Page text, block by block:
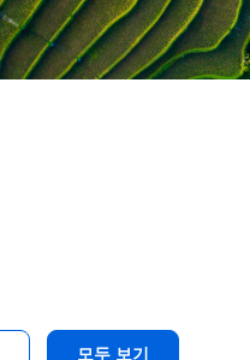
모두 보기